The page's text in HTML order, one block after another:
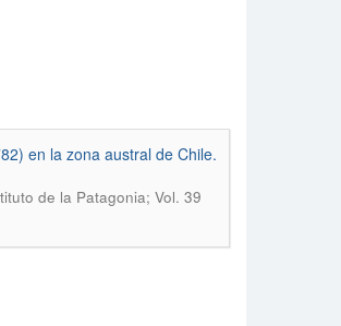
en la zona austral de Chile.
de la Patagonia; Vol. 39